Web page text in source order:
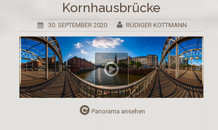
Kornhausbrücke
30. SEPTEMBER 2020 RÜDIGER KOTTMANN
Panorama ansehen